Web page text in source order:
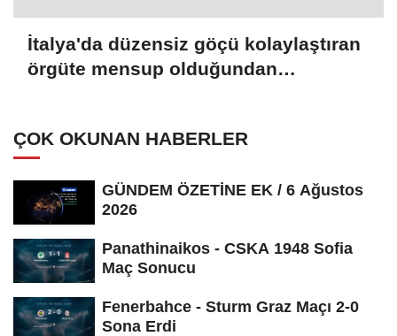
İtalya'da düzensiz göçü kolaylaştıran
örgüte mensup olduğundan
ÇOK OKUNAN HABERLER
GÜNDEM ÖZETİNE EK / 6 Ağustos
2026
Panathinaikos - CSKA 1948 Sofia
Maç Sonucu
Fenerbahce - Sturm Graz Maçı 2-0
Sona Erdi